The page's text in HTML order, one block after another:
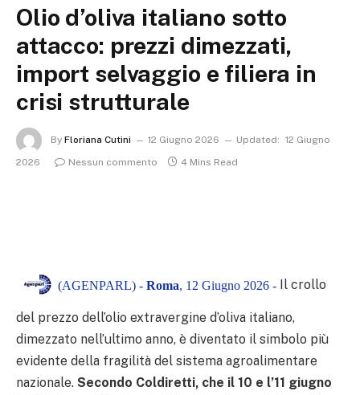
Olio d’oliva italiano sotto
attacco: prezzi dimezzati,
import selvaggio e filiera in
crisi strutturale
By Floriana Cutini 12 Giugno 2026 Updated: 12 Giugno
2026
Nessun commento 4 Mins Read
(AGENPARL) - Roma, 12 Giugno 2026 - Il crollo
del prezzo dell’olio extravergine d’oliva italiano,
dimezzato nell’ultimo anno, è diventato il simbolo più
evidente della fragilità del sistema agroalimentare
nazionale. Secondo Coldiretti, che il 10 e l’11 giugno